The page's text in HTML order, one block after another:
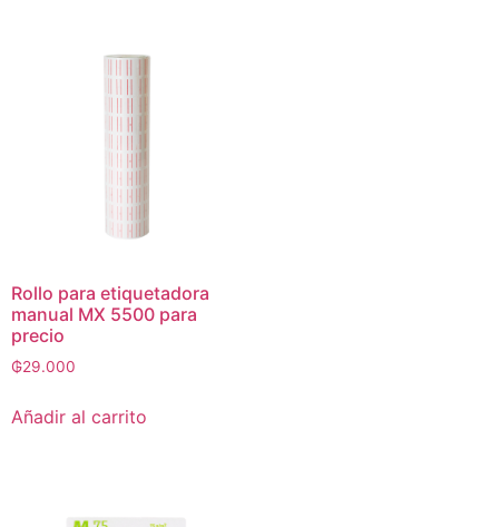
Rollo para etiquetadora
manual MX 5500 para
precio
₲29.000
Añadir al carrito